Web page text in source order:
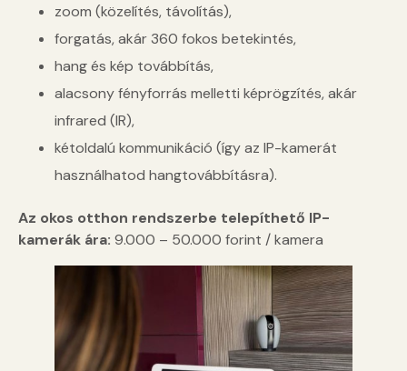
zoom (közelítés, távolítás),
forgatás, akár 360 fokos betekintés,
hang és kép továbbítás,
alacsony fényforrás melletti képrögzítés, akár
infrared (IR),
kétoldalú kommunikáció (így az IP-kamerát
használhatod hangtovábbításra).
Az okos otthon rendszerbe telepíthető IP-
kamerák ára: 9.000 – 50.000 forint / kamera